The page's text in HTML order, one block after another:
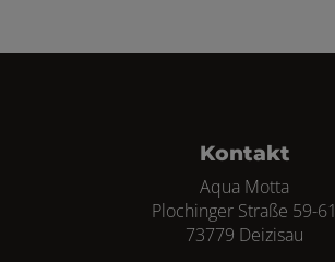
Kontakt
Aqua Motta
Plochinger Straße 59-61
73779 Deizisau